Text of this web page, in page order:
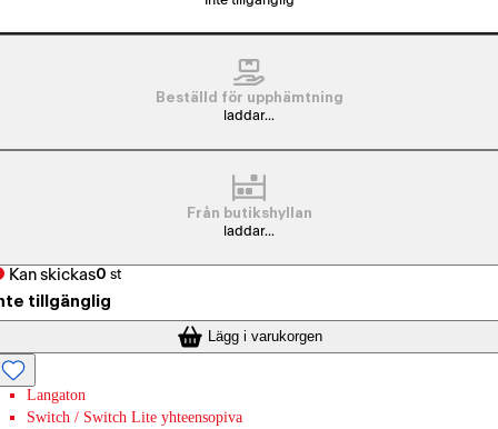
Beställd för upphämtning
laddar...
Från butikshyllan
laddar...
Kan skickas0 st
tillgänglig
Lägg i varukorgen
Langaton
Switch / Switch Lite yhteensopiva